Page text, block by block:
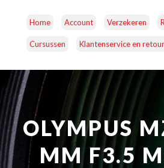
Home Account Verzekeren
Cursussen Klantenservice en
CAMERA’S OBJECTIEVEN
NATUUROBSERVATIE MEDIA EN
STUDIOFOTOGRAFIE OCCASIONS
OLYMPUS
MM F3.5